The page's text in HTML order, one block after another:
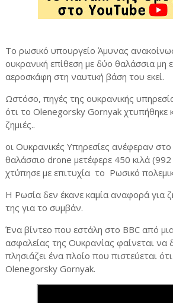
Το ρωσικό υπουργείο Άμυνας
ουκρανική επίθεση με δύο θαλάσσια
αεροσκάφη στη ναυτική βάση του εκεί.
Ωστόσο, πηγές της ουκρανικής
ότι το Olenegorsky Gornyak χτυπήθηκε
ζημιές..
οι Ουκρανικές Υπηρεσίες ανέφεραν στο
θαλάσσιο drone μετέφερε 450 κιλά (992
χτύπησε με επιτυχία το Ρωσικό
Η Ρωσία δεν έκανε καμία αναφορά για
της για το συμβάν.
Ένα βίντεο που εστάλη στο BBC από
ασφαλείας της Ουκρανίας φαίνεται να
πλησιάζει ένα πλοίο που πιστεύεται ότι
Olenegorsky Gornyak.